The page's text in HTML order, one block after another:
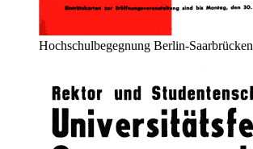
Hochschulbegegnung Berlin-Saarbrücken